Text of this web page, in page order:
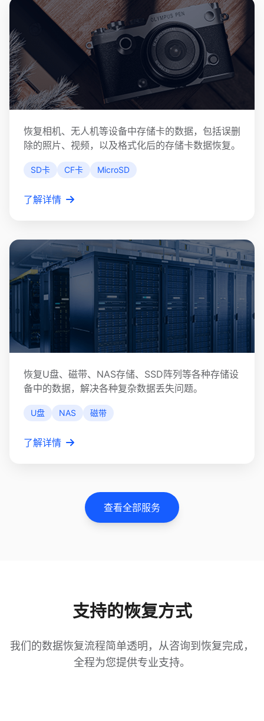
SD卡数据恢复
恢复相机、无人机等设备中存储卡的数据，包括误删
除的照片、视频，以及格式化后的存储卡数据恢复。
SD卡 CF卡 MicroSD
了解详情
其他存储设备恢复
恢复U盘、磁带、NAS存储、SSD阵列等各种存储设
备中的数据，解决各种复杂数据丢失问题。
U盘 NAS 磁带
了解详情
查看全部服务
支持的恢复方式
我们的数据恢复流程简单透明，从咨询到恢复完成，
全程为您提供专业支持。